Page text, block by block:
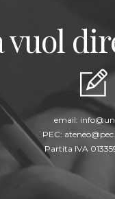
vuol
email:
PEC:
Partita IVA